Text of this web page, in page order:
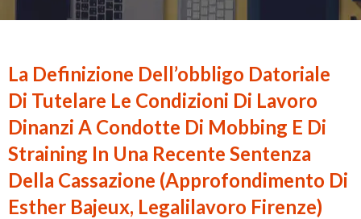
La Definizione Dell’obbligo Datoriale
Di Tutelare Le Condizioni Di Lavoro
Dinanzi A Condotte Di Mobbing E Di
Straining In Una Recente Sentenza
Della Cassazione (approfondimento Di
Esther Bajeux, Legalilavoro Firenze)